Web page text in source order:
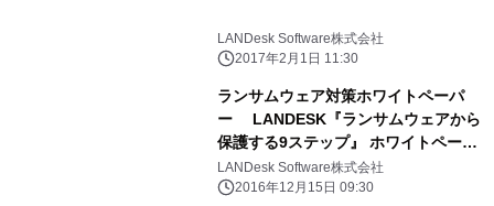
LANDesk Software株式会社
2017年2月1日 11:30
ランサムウェア対策ホワイトペーパ
ー LANDESK『ランサムウェアから
保護する9ステップ』 ホワイトペーパ
ーをリリース
LANDesk Software株式会社
2016年12月15日 09:30